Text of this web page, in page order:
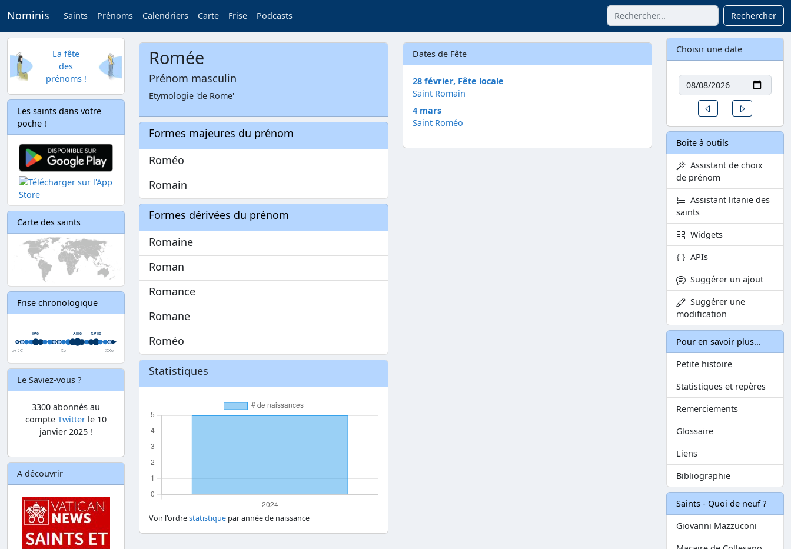
Nominis Saints Prénoms Calendriers Carte Frise Podcasts Rechercher
La fête
des
prénoms !
Les saints dans votre
poche !
Carte des saints
Frise chronologique
Le Saviez-vous ?
3300 abonnés au
compte Twitter le 10
janvier 2025 !
A découvrir
Romée
Prénom masculin
Etymologie 'de Rome'
Formes majeures du prénom
Roméo
Romain
Formes dérivées du prénom
Romaine
Roman
Romance
Romane
Roméo
Statistiques
Voir l'ordrestatistique par année de naissance
Dates de Fête
28 février, Fête locale
Saint Romain
4 mars
Saint Roméo
Choisir une date
Date
Un jour avant
Boite à outils
Assistant de choix
de prénom
Assistant litanie des
saints
Widgets
APIs
Suggérer un ajout
Suggérer une
modification
Pour en savoir plus...
Petite histoire
Statistiques et repères
Remerciements
Glossaire
Liens
Bibliographie
Saints - Quoi de neuf ?
Giovanni Mazzuconi